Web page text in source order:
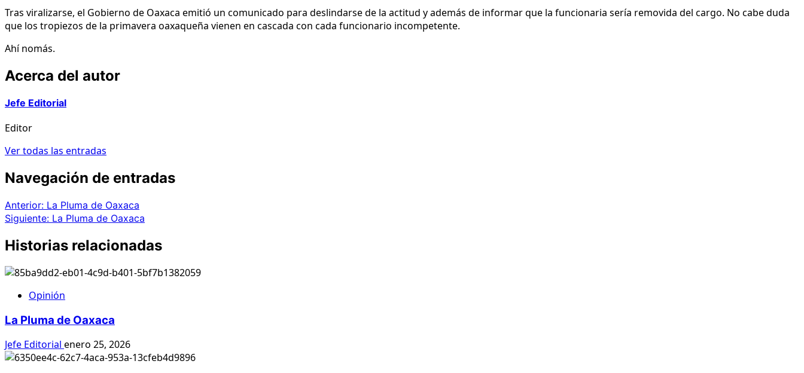
Tras viralizarse, el Gobierno de Oaxaca emitió un comunicado para deslindarse de la actitud y además de informar que la funcionaria sería removida del cargo. No cabe duda
que los tropiezos de la primavera oaxaqueña vienen en cascada con cada funcionario incompetente.
Ahí nomás.
Acerca del autor
Jefe Editorial
Editor
Ver todas las entradas
Navegación de entradas
Anterior: La Pluma de Oaxaca
Siguiente: La Pluma de Oaxaca
Historias relacionadas
Opinión
La Pluma de Oaxaca
Jefe Editorial enero 25, 2026